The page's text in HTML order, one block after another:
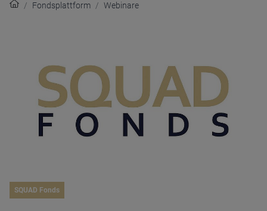
Fondsplattform Webinare
SQUAD Fonds